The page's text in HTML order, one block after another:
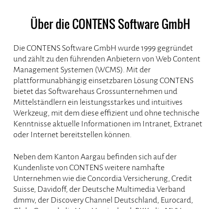
Über die CONTENS Software GmbH
Die CONTENS Software GmbH wurde 1999 gegründet
und zählt zu den führenden Anbietern von Web Content
Management Systemen (WCMS). Mit der
plattformunabhängig einsetzbaren Lösung CONTENS
bietet das Softwarehaus Grossunternehmen und
Mittelständlern ein leistungsstarkes und intuitives
Werkzeug, mit dem diese effizient und ohne technische
Kenntnisse aktuelle Informationen im Intranet, Extranet
oder Internet bereitstellen können.
Neben dem Kanton Aargau befinden sich auf der
Kundenliste von CONTENS weitere namhafte
Unternehmen wie die Concordia Versicherung, Credit
Suisse, Davidoff, der Deutsche Multimedia Verband
dmmv, der Discovery Channel Deutschland, Eurocard,